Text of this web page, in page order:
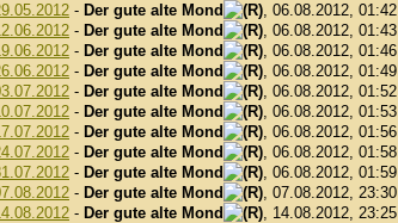
- Der gute alte Mond
, 06.08.2012, 01:42
- Der gute alte Mond
, 06.08.2012, 01:43
- Der gute alte Mond
, 06.08.2012, 01:46
- Der gute alte Mond
, 06.08.2012, 01:49
- Der gute alte Mond
, 06.08.2012, 01:52
- Der gute alte Mond
, 06.08.2012, 01:53
- Der gute alte Mond
, 06.08.2012, 01:56
- Der gute alte Mond
, 06.08.2012, 01:58
- Der gute alte Mond
, 06.08.2012, 01:59
- Der gute alte Mond
, 07.08.2012, 23:30
- Der gute alte Mond
, 14.08.2012, 23:25